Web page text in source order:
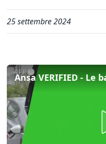
25 settembre 2024